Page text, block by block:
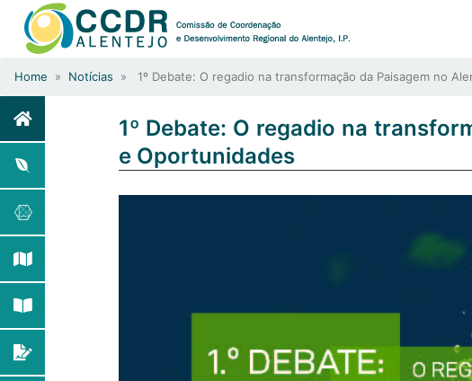
Home » Notícias » 1º Debate: O regadio na transformação da Paisagem no
1º Debate: O regadio na
e Oportunidades